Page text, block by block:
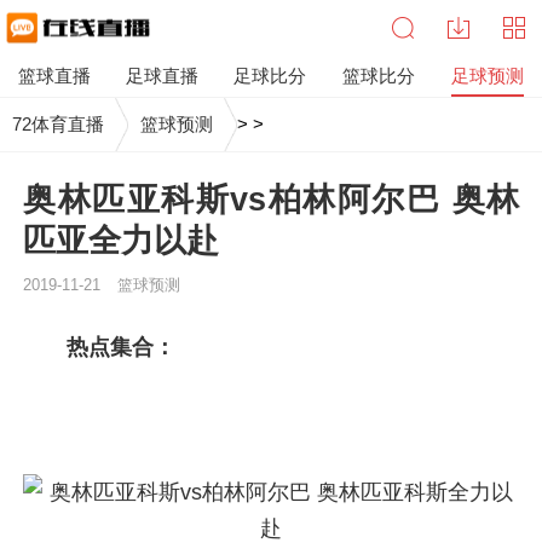
篮球直播 足球直播 足球比分 篮球比分 足球预测
72体育直播 >
篮球预测 >
奥林匹亚科斯vs柏林阿尔巴 奥林
匹亚全力以赴
2019-11-21 篮球预测
热点集合：